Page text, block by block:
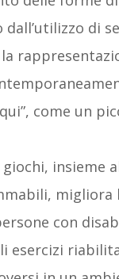
di
come un
giochi, insieme
migliora
con
esercizi